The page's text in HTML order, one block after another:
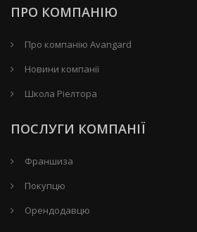
ПРО КОМПАНІЮ
Про компанію Avangard
Новини компанії
Школа Ріелтора
ПОСЛУГИ КОМПАНІЇ
Франшиза
Покупцю
Орендодавцю